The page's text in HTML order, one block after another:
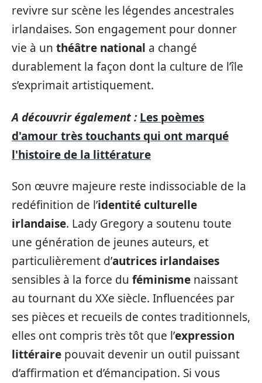
revivre sur scène les légendes ancestrales
irlandaises. Son engagement pour donner
vie à un théâtre national a changé
durablement la façon dont la culture de l’île
s’exprimait artistiquement.
A découvrir également : Les poèmes
d'amour très touchants qui ont marqué
l'histoire de la littérature
Son œuvre majeure reste indissociable de la
redéfinition de l’identité culturelle
irlandaise. Lady Gregory a soutenu toute
une génération de jeunes auteurs, et
particulièrement d’autrices irlandaises
sensibles à la force du féminisme naissant
au tournant du XXe siècle. Influencées par
ses pièces et recueils de contes traditionnels,
elles ont compris très tôt que l’expression
littéraire pouvait devenir un outil puissant
d’affirmation et d’émancipation. Si vous